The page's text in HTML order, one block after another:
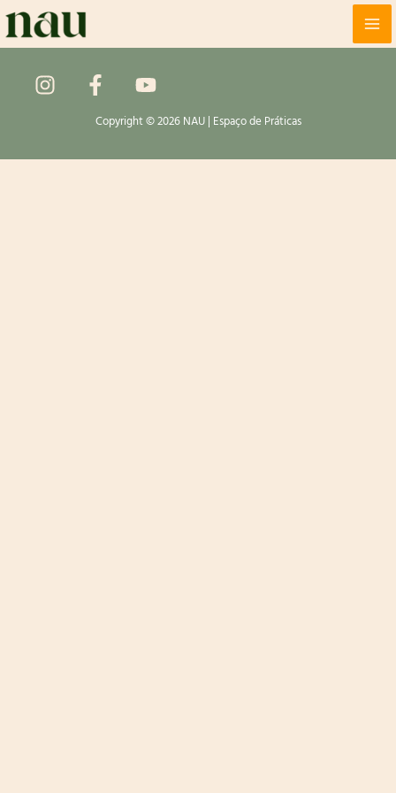
Ir
para
conteúdo
Copyright © 2026 NAU | Espaço de Práticas